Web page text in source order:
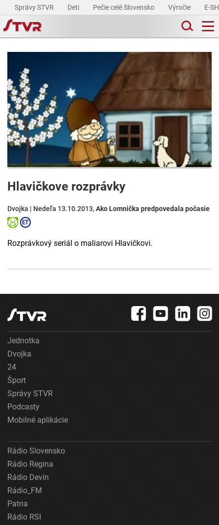
Správy STVR Deti Pečie celé Slovensko Výročie E-
Hlavičkove rozprávky
Dvojka | Nedeľa 13.10.2013,Ako Lomnička predpovedala počasie
Rozprávkový seriál o maliarovi Hlavičkovi.
Jednotka
Dvojka
24
Šport
Správy STVR
Podcasty
Mobilné aplikácie
Rádio Slovensko
Rádio Regina
Rádio Devín
Rádio_FM
Patria
Rádio RSI